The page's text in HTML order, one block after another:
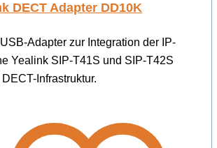
DECT Adapter DD10K
Adapter zur Integration der IP-
Yealink SIP-T41S und SIP-T42S
Infrastruktur.